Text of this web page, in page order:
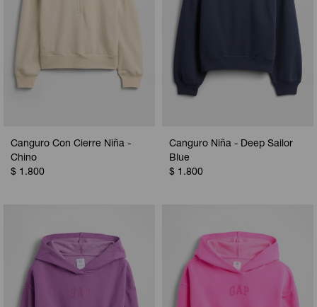
Canguro Con Cierre Niña -
Chino
$ 1.800
Canguro Niña - Deep Sailor
Blue
$ 1.800